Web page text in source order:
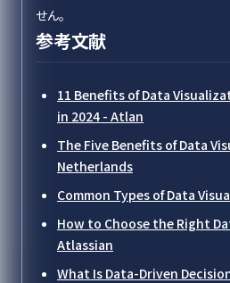
せん。
参考文献
11 Benefits of Data
in 2024 - Atlan
The Five Benefits of Data
Netherlands
Common Types of Data
How to Choose the Right
Atlassian
What Is Data-Driven